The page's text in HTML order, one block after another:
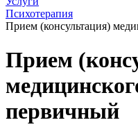
Психотерапия
Прием (консультация)
Прием
первичный